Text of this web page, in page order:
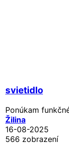
svietidlo
Ponúkam
Žilina
16-08-2025
566 zobrazení